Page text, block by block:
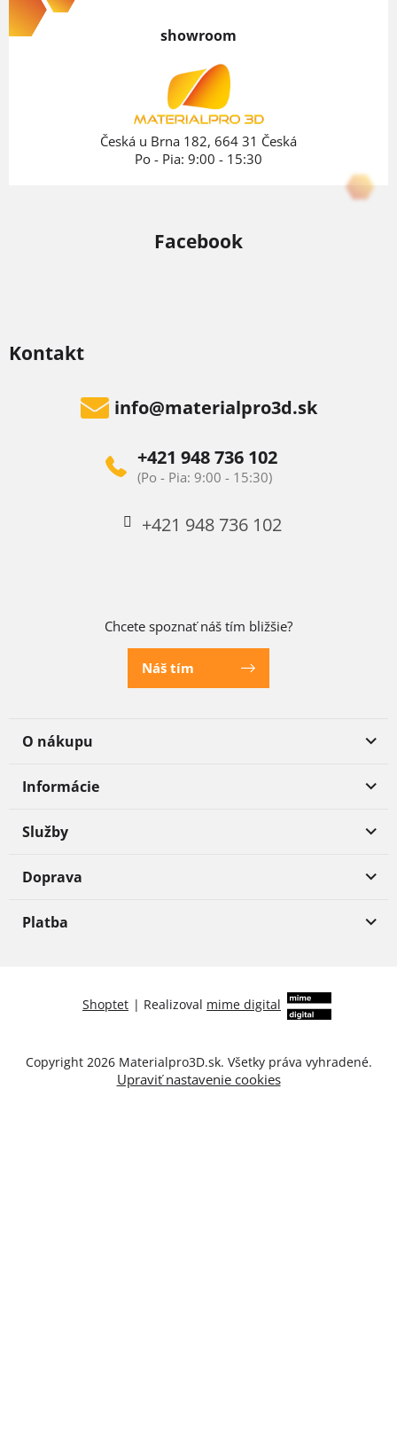
p
Kontakt
info@materialpro3d.sk
+421 948 736 102
+421 948 736 102
Chcete spoznať náš tím bližšie?
Náš tím
O nákupu
Informácie
Služby
showroom
Česká u Brna 182, 664 31 Česká
Po - Pia: 9:00 - 15:30
Facebook
Doprava
Platba
Shoptet | Realizoval mime digital
Copyright 2026 Materialpro3D.sk. Všetky práva vyhradené.
Upraviť nastavenie cookies